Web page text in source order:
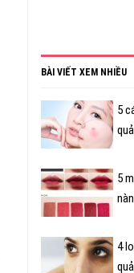
BÀI VIẾT XEM NHIỀU
5
5
4